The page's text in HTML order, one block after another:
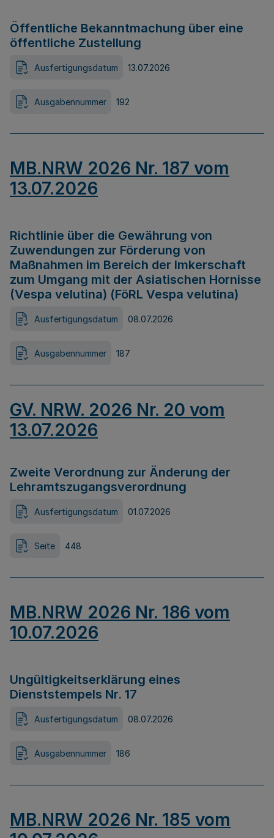
Öffentliche Bekanntmachung über eine
öffentliche Zustellung
Ausfertigungsdatum 13.07.2026
Ausgabennummer 192
MB.NRW 2026 Nr. 187 vom
13.07.2026
Richtlinie über die Gewährung von
Zuwendungen zur Förderung von
Maßnahmen im Bereich der Imkerschaft
zum Umgang mit der Asiatischen Hornisse
(Vespa velutina) (FöRL Vespa velutina)
Ausfertigungsdatum 08.07.2026
Ausgabennummer 187
GV. NRW. 2026 Nr. 20 vom
13.07.2026
Zweite Verordnung zur Änderung der
Lehramtszugangsverordnung
Ausfertigungsdatum 01.07.2026
Seite 448
MB.NRW 2026 Nr. 186 vom
10.07.2026
Ungültigkeitserklärung eines
Dienststempels Nr. 17
Ausfertigungsdatum 08.07.2026
Ausgabennummer 186
MB.NRW 2026 Nr. 185 vom